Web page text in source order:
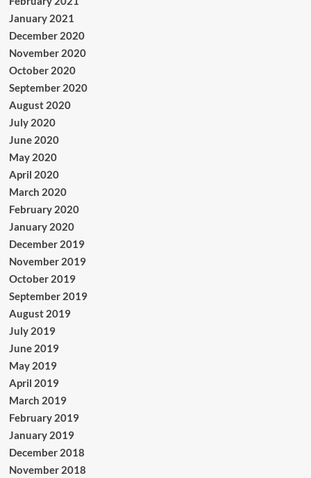
January 2021
December 2020
November 2020
October 2020
September 2020
August 2020
July 2020
June 2020
May 2020
April 2020
March 2020
February 2020
January 2020
December 2019
November 2019
October 2019
September 2019
August 2019
July 2019
June 2019
May 2019
April 2019
March 2019
February 2019
January 2019
December 2018
November 2018